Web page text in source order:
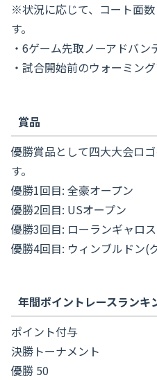
※状況に応じて、コート面
す。
・6ゲーム先取ノーアドバン
・試合開始前のウォーミン
賞品
優勝賞品として四大大会ロ
す。
優勝1回目: 全豪オープン
優勝2回目: USオープン
優勝3回目: ローランギャロス
優勝4回目: ウィンブルドン(
年間ポイントレースランキ
ポイント付与
決勝トーナメント
優勝 50